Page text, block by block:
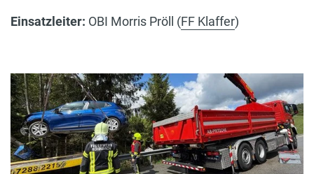
Einsatzleiter: OBI Morris Pröll (FF Klaffer)